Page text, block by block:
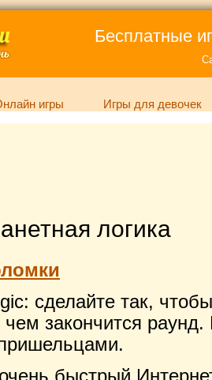
Бесплатные
игры Игры для девочек
логика
сделайте так,
закончится
быстрый